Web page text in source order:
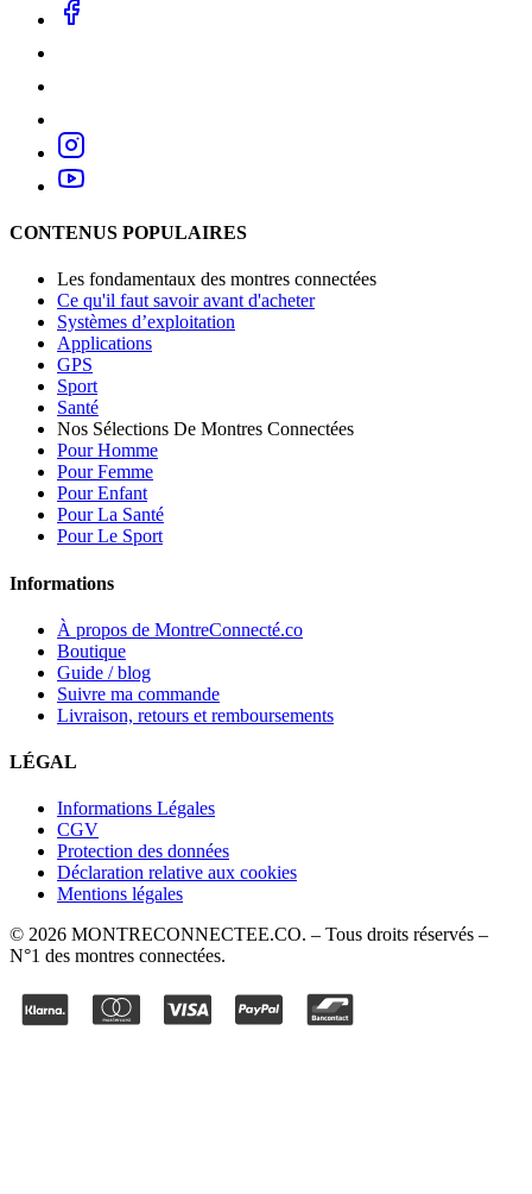
CONTENUS POPULAIRES
Les fondamentaux des montres connectées
Ce qu'il faut savoir avant d'acheter
Systèmes d’exploitation
Applications
GPS
Sport
Santé
Nos Sélections De Montres Connectées
Pour Homme
Pour Femme
Pour Enfant
Pour La Santé
Pour Le Sport
Informations
À propos de MontreConnecté.co
Boutique
Guide / blog
Suivre ma commande
Livraison, retours et remboursements
LÉGAL
Informations Légales
CGV
Protection des données
Déclaration relative aux cookies
Mentions légales
© 2026 MONTRECONNECTEE.CO. – Tous droits réservés –
N°1 des montres connectées.